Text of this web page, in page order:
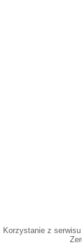
Korzystanie z